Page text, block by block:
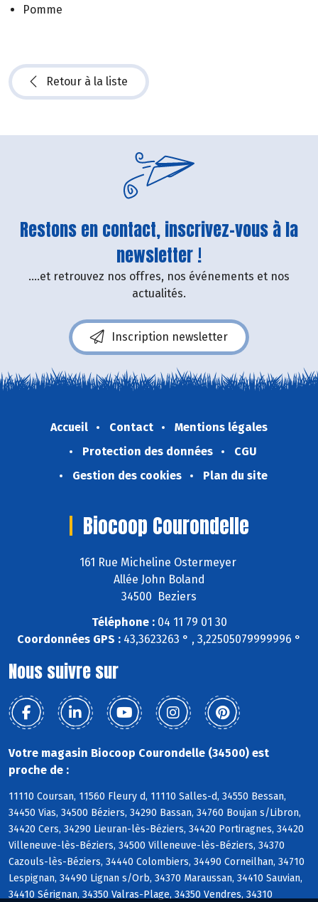
Pomme
Retour à la liste
Restons en contact, inscrivez-vous à la
newsletter !
....et retrouvez nos offres, nos événements et nos
actualités.
Inscription newsletter
Accueil Contact
Mentions légales
Protection des données
CGU
Gestion des cookies
Plan du site
Biocoop Courondelle
161 Rue Micheline Ostermeyer
Allée John Boland
34500 Beziers
Téléphone :04 11 79 01 30
Coordonnées GPS : 43,3623263 ° , 3,22505079999996 °
Nous suivre sur
Votre magasin Biocoop Courondelle (34500) est
proche de :
11110 Coursan, 11560 Fleury d, 11110 Salles-d, 34550 Bessan,
34450 Vias, 34500 Béziers, 34290 Bassan, 34760 Boujan s/Libron,
34420 Cers, 34290 Lieuran-lès-Béziers, 34420 Portiragnes, 34420
Villeneuve-lès-Béziers, 34500 Villeneuve-lès-Béziers, 34370
Cazouls-lès-Béziers, 34440 Colombiers, 34490 Corneilhan, 34710
Lespignan, 34490 Lignan s/Orb, 34370 Maraussan, 34410 Sauvian,
34410 Sérignan, 34350 Valras-Plage, 34350 Vendres, 34310